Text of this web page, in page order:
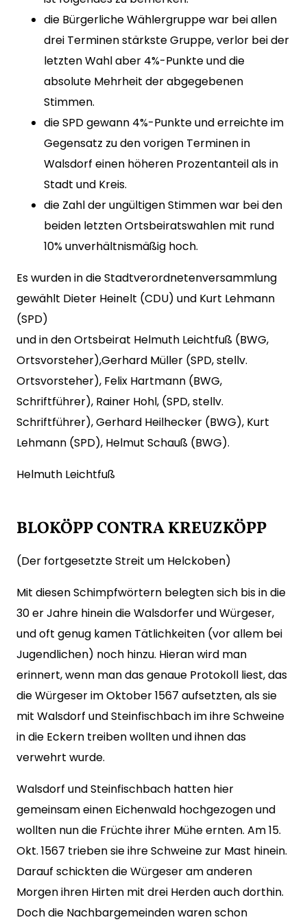
die Bürgerliche Wählergruppe war bei allen
drei Terminen stärkste Gruppe, verlor bei der
letzten Wahl aber 4%-Punkte und die
absolute Mehrheit der abgegebenen
Stimmen.
die SPD gewann 4%-Punkte und erreichte im
Gegensatz zu den vorigen Terminen in
Walsdorf einen höheren Prozentanteil als in
Stadt und Kreis.
die Zahl der ungültigen Stimmen war bei den
beiden letzten Ortsbeiratswahlen mit rund
10% unverhältnismäßig hoch.
Es wurden in die Stadtverordnetenversammlung
gewählt Dieter Heinelt (CDU) und Kurt Lehmann
(SPD)
und in den Ortsbeirat Helmuth Leichtfuß (BWG,
Ortsvorsteher),Gerhard Müller (SPD, stellv.
Ortsvorsteher), Felix Hartmann (BWG,
Schriftführer), Rainer Hohl, (SPD, stellv.
Schriftführer), Gerhard Heilhecker (BWG), Kurt
Lehmann (SPD), Helmut Schauß (BWG).
Helmuth Leichtfuß
BLOKÖPP CONTRA KREUZKÖPP
(Der fortgesetzte Streit um Helckoben)
Mit diesen Schimpfwörtern belegten sich bis in die
30 er Jahre hinein die Walsdorfer und Würgeser,
und oft genug kamen Tätlichkeiten (vor allem bei
Jugendlichen) noch hinzu. Hieran wird man
erinnert, wenn man das genaue Protokoll liest, das
die Würgeser im Oktober 1567 aufsetzten, als sie
mit Walsdorf und Steinfischbach im ihre Schweine
in die Eckern treiben wollten und ihnen das
verwehrt wurde.
Walsdorf und Steinfischbach hatten hier
gemeinsam einen Eichenwald hochgezogen und
wollten nun die Früchte ihrer Mühe ernten. Am 15.
Okt. 1567 trieben sie ihre Schweine zur Mast hinein.
Darauf schickten die Würgeser am anderen
Morgen ihren Hirten mit drei Herden auch dorthin.
Doch die Nachbargemeinden waren schon